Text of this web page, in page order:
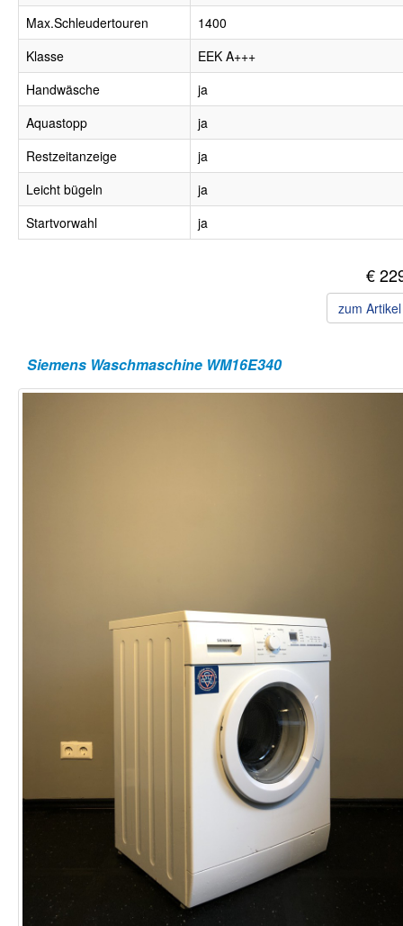
Max.Schleudertouren
1400
Klasse
EEK A+++
Handwäsche
ja
Aquastopp
ja
Restzeitanzeige
ja
Leicht bügeln
ja
Startvorwahl
ja
€
zum
Siemens Waschmaschine WM16E340